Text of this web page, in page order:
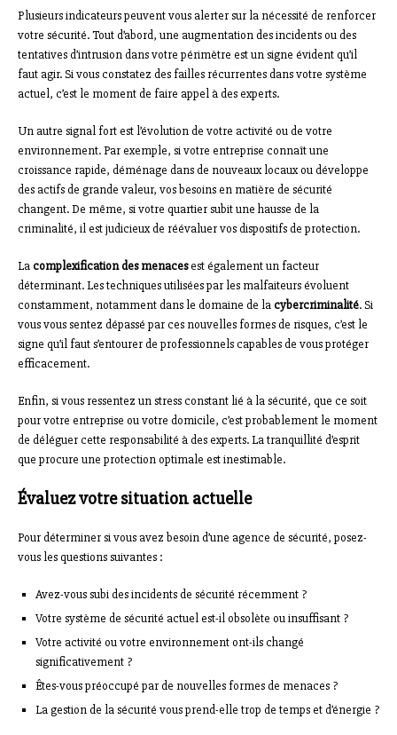
Plusieurs indicateurs peuvent vous alerter sur la nécessité de renforcer
votre sécurité. Tout d’abord, une augmentation des incidents ou des
tentatives d’intrusion dans votre périmètre est un signe évident qu’il
faut agir. Si vous constatez des failles récurrentes dans votre système
actuel, c’est le moment de faire appel à des experts.
Un autre signal fort est l’évolution de votre activité ou de votre
environnement. Par exemple, si votre entreprise connaît une
croissance rapide, déménage dans de nouveaux locaux ou développe
des actifs de grande valeur, vos besoins en matière de sécurité
changent. De même, si votre quartier subit une hausse de la
criminalité, il est judicieux de réévaluer vos dispositifs de protection.
Lacomplexification des menacesest également un facteur
déterminant. Les techniques utilisées par les malfaiteurs évoluent
constamment, notamment dans le domaine de lacybercriminalité. Si
vous vous sentez dépassé par ces nouvelles formes de risques, c’est le
signe qu’il faut s’entourer de professionnels capables de vous protéger
efficacement.
Enfin, si vous ressentez un stress constant lié à la sécurité, que ce soit
pour votre entreprise ou votre domicile, c’est probablement le moment
de déléguer cette responsabilité à des experts. La tranquillité d’esprit
que procure une protection optimale est inestimable.
Évaluez votre situation actuelle
Pour déterminer si vous avez besoin d’une agence de sécurité, posez-
vous les questions suivantes :
Avez-vous subi des incidents de sécurité récemment ?
Votre système de sécurité actuel est-il obsolète ou insuffisant ?
Votre activité ou votre environnement ont-ils changé
significativement ?
Êtes-vous préoccupé par de nouvelles formes de menaces ?
La gestion de la sécurité vous prend-elle trop de temps et d’énergie ?